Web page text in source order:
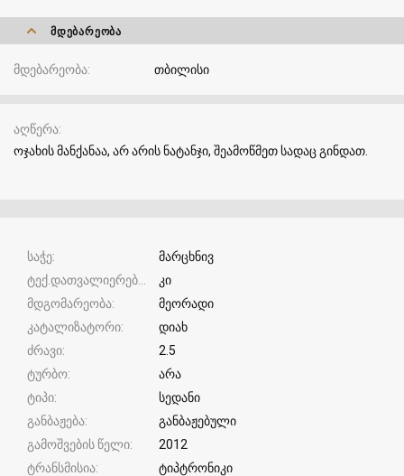
ᲛᲓᲔᲑᲐᲠᲔᲝᲑᲐ
მდებარეობა თბილისი
აღწერა
ოჯახის მანქანაა, არ არის ნატანჯი, შეამოწმეთ სადაც გინდათ.
საჭე
მარცხნივ
კი
მდგომარეობა
მეორადი
კატალიზატორი
დიახ
ძრავი
2.5
ტურბო
არა
ტიპი
სედანი
განბაჟება
განბაჟებული
გამოშვების წელი
2012
ტრანსმისია
ტიპტრონიკი